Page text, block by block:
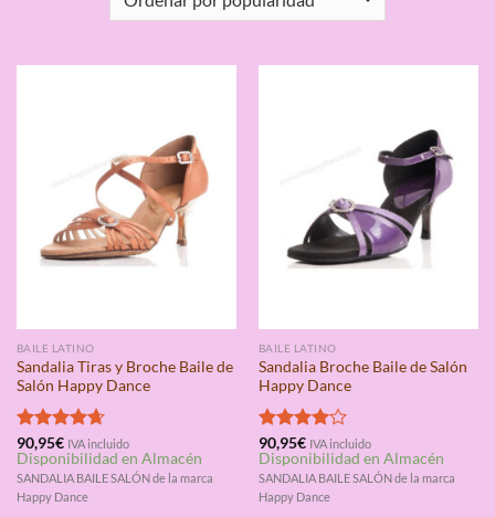
BAILE LATINO
Sandalia Tiras y Broche Baile de
Salón Happy Dance
Valorado
con4.67
de 5
90,95€ IVA incluido
Disponibilidad en Almacén
SANDALIA BAILE SALÓN de la marca
Happy Dance
BAILE LATINO
Sandalia Broche Baile de Salón
Happy Dance
Valorado
con4.00
de 5
90,95€ IVA incluido
Disponibilidad en Almacén
SANDALIA BAILE SALÓN de la marca
Happy Dance